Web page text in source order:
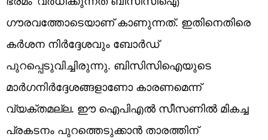
ഗൗരവത്തോടെയാണ് കാണുന്നത്. ഇതിനെതിരെ
കര്‍ശന നിര്‍ദ്ദേശവും ബോര്‍ഡ്
പുറപ്പെടുവിച്ചിരുന്നു. ബിസിസിഐയുടെ
മാര്‍ഗനിര്‍ദ്ദേശങ്ങളാണോ കാരണമെന്ന്
വ്യക്തമല്ല. ഈ ഐപിഎല്‍ സീസണില്‍ മികച്ച
പ്രകടനം പുറത്തെടുക്കാന്‍ താരത്തിന്